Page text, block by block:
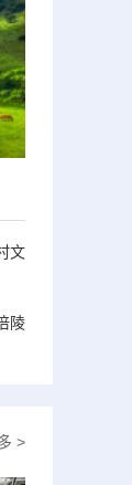
文
陵
>